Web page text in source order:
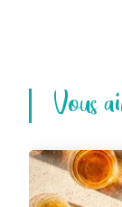
Vous